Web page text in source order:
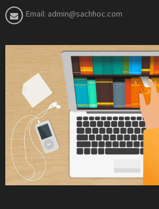
Email: admin@sachhoc.com